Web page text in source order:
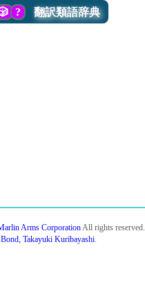
? 翻訳類語辞典
Arms CorporationAll rights reserved.
Takayuki Kuribayashi.